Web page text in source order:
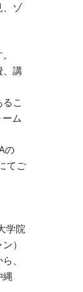
、ゾ
、講
こ
ム
の
てご
学院
）
、
縄